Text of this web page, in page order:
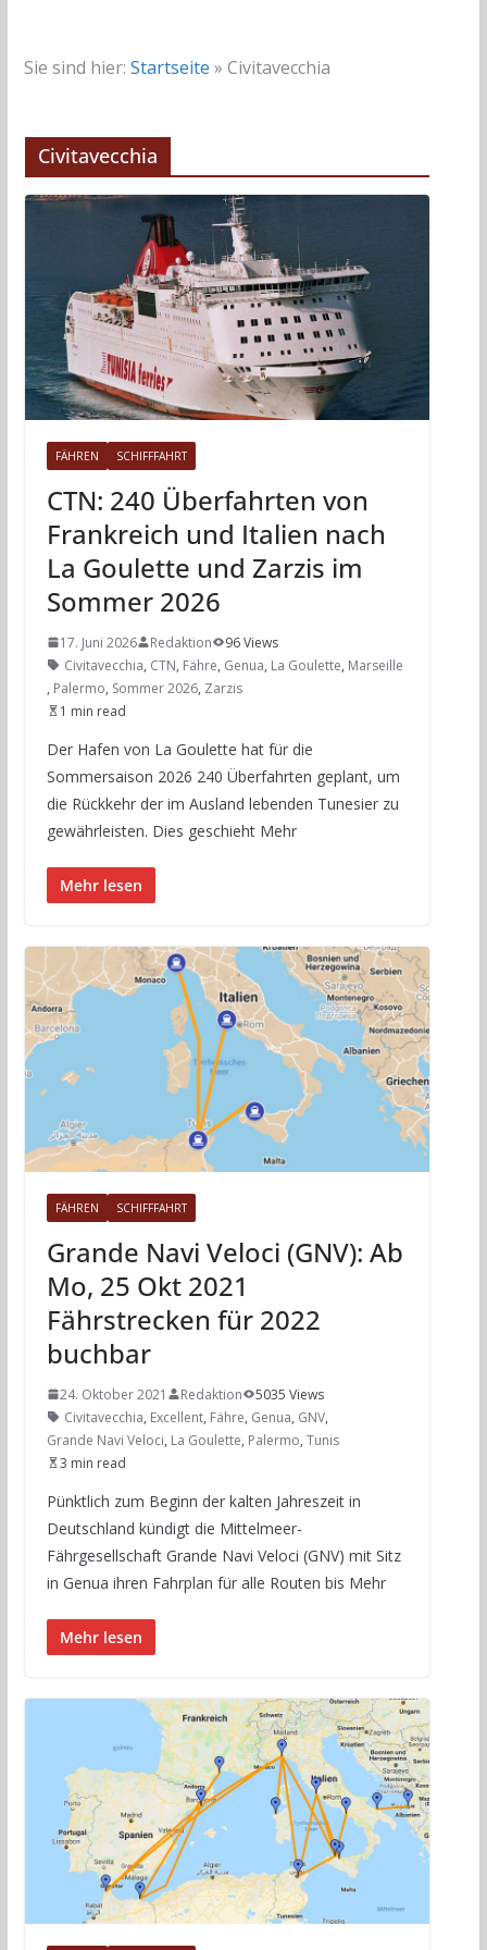
Sie sind hier: Startseite » Civitavecchia
Civitavecchia
FÄHREN SCHIFFFAHRT
CTN: 240 Überfahrten von
Frankreich und Italien nach
La Goulette und Zarzis im
Sommer 2026
17. Juni 2026 Redaktion
96 Views
Civitavecchia, CTN, Fähre, Genua, La Goulette, Marseille
, Palermo, Sommer 2026, Zarzis
1 min read
Der Hafen von La Goulette hat für die
Sommersaison 2026 240 Überfahrten geplant, um
die Rückkehr der im Ausland lebenden Tunesier zu
gewährleisten. Dies geschieht Mehr
Mehr lesen
FÄHREN SCHIFFFAHRT
Grande Navi Veloci (GNV): Ab
Mo, 25 Okt 2021
Fährstrecken für 2022
buchbar
24. Oktober 2021 Redaktion
5035 Views
Civitavecchia, Excellent, Fähre, Genua, GNV,
Grande Navi Veloci, La Goulette, Palermo, Tunis
3 min read
Pünktlich zum Beginn der kalten Jahreszeit in
Deutschland kündigt die Mittelmeer-
Fährgesellschaft Grande Navi Veloci (GNV) mit Sitz
in Genua ihren Fahrplan für alle Routen bis Mehr
Mehr lesen